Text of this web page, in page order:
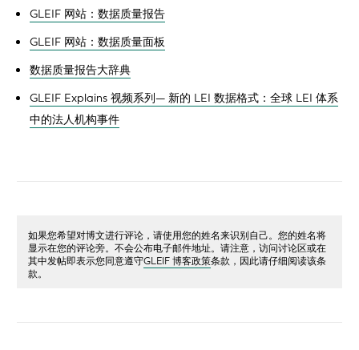
GLEIF 网站：数据质量报告
GLEIF 网站：数据质量面板
数据质量报告大辞典
GLEIF Explains 视频系列— 新的 LEI 数据格式：全球 LEI 体系
中的法人机构事件
如果您希望对博文进行评论，请使用您的姓名来识别自己。您的姓名将
显示在您的评论旁。不会公布电子邮件地址。请注意，访问讨论区或在
其中发帖即表示您同意遵守GLEIF 博客政策条款，因此请仔细阅读该条
款。